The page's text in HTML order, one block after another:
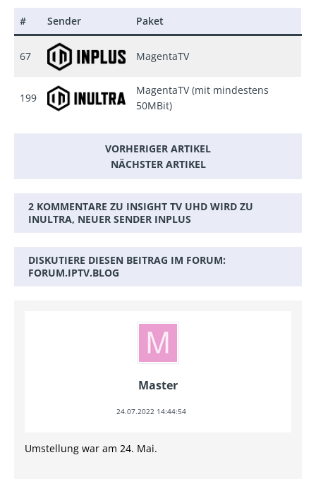
# Sender Paket
67 MagentaTV
199
MagentaTV (mit mindestens
50MBit)
VORHERIGER ARTIKEL
NÄCHSTER ARTIKEL
2 KOMMENTARE ZU INSIGHT TV UHD WIRD ZU
INULTRA, NEUER SENDER INPLUS
DISKUTIERE DIESEN BEITRAG IM FORUM:
FORUM.IPTV.BLOG
Master
24.07.2022 14:44:54
Umstellung war am 24. Mai.